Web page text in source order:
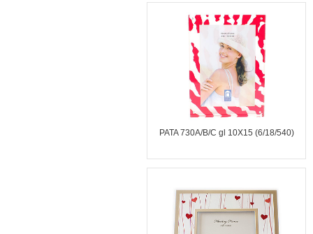
PATA 730A/B/C gl 10X15 (6/18/540)